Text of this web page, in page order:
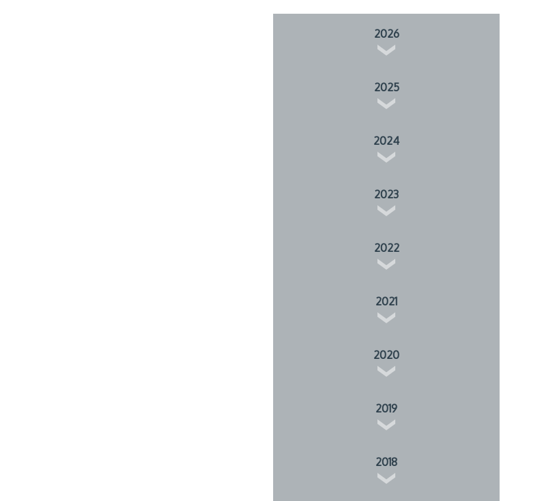
2026
2025
2024
2023
2022
2021
2020
2019
2018